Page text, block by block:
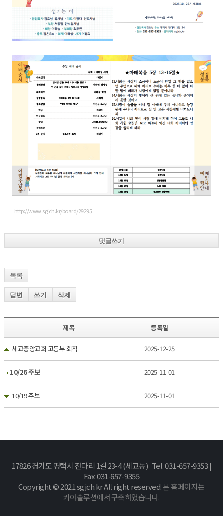
http://www.sgjch.kr/board/29295
댓글쓰기
목록
답변 쓰기 삭제
제목 등록일
세교중앙교회 고등부 회칙 2025-12-25
10/26 주보 2025-11-01
10/19 주보 2025-11-01
17826 경기도 평택시 잔다리 1길 23-4 (세교동) Tel. 031-657-9353 |
Fax. 031-657-9355
Copyright © 2021 sgjch.kr All right reserved.본 홈페이지는
카야솔루션에서 구축하였습니다.